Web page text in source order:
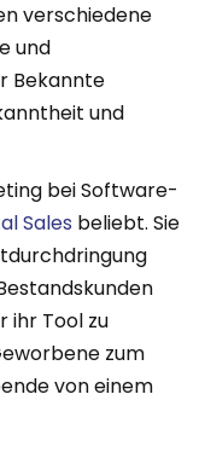
verschiedene
und
Bekannte
und
bei Software-
Sales beliebt. Sie
ihr Tool zu
zum
von einem